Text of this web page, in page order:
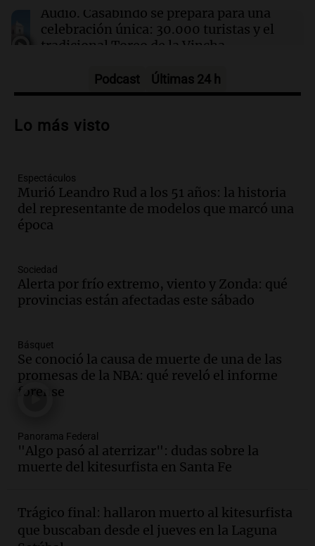
La Mona Jiménez le dejó un sentido mensaje a
Messi tras la muerte de su papá
Audio. Casabindo se prepara para una
celebración única: 30.000 turistas y el
tradicional Toreo de la Vincha
Audio.Borges, abogada de Pourrain:
hacerle preguntas y nunca regresó"
Audio.
metros del río Suquía y retiraron hasta
800 kilos de basura por jornada
Una mañana para todos
Audio.
firmó Jorge Messi para el primer
contrato de Leo con Barcelona
Audio. Joan Gaspart: "Sin Jorge, no sé si
Messi hubiera llegado adonde llegó"
Una mañana para todos
Audio.El orgullo y el sueño argentino de
Jorge Messi en una entrevista con Rony
Vargas en 2007
Audio.El abuelo de Agostina Vega, tras
las nuevas detenciones: "En esa casa
Podcast Últimas 24 h
Lo más visto
Espectáculos
Murió Leandro Rud a los 51 años: la historia
del representante de modelos que marcó una
época
Sociedad
Alerta por frío extremo, viento y Zonda: qué
provincias están afectadas este sábado
Básquet
Se conoció la causa de muerte de una de las
promesas de la NBA: qué reveló el informe
forense
Panorama Federal
"Algo pasó al aterrizar": dudas sobre la
muerte del kitesurfista en Santa Fe
Trágico final: hallaron muerto al kitesurfista
que buscaban desde el jueves en la Laguna